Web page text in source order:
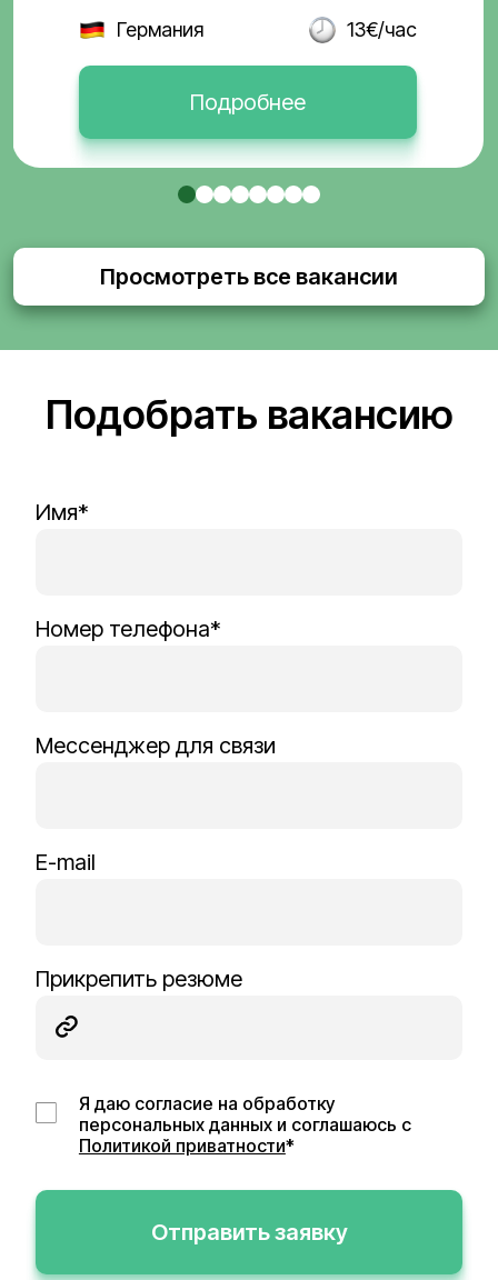
Германия 13€/час
Подробнее
Просмотреть все вакансии
Подобрать вакансию
Имя*
Номер телефона*
Мессенджер для связи
E-mail
Прикрепить резюме
Я даю согласие на обработку
персональных данных и соглашаюсь с
Политикой приватности*
Отправить заявку